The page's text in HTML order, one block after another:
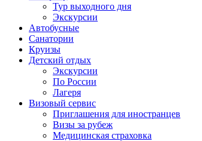
Тур выходного дня
Экскурсии
Автобусные
Санатории
Круизы
Детский отдых
Экскурсии
По России
Лагеря
Визовый сервис
Приглашения для иностранцев
Визы за рубеж
Медицинская страховка